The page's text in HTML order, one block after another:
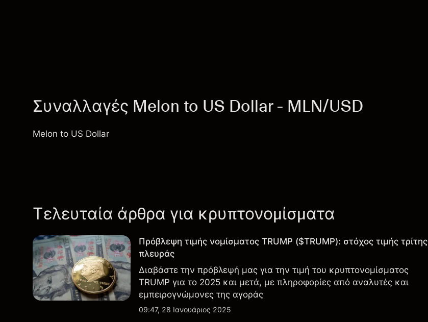
Συναλλαγές Melon to US Dollar - MLN/USD
Melon to US Dollar
Τελευταία άρθρα για κρυπτονομίσματα
Πρόβλεψη τιμής νομίσματος TRUMP ($TRUMP): στόχος τιμής τρίτης
πλευράς
Διαβάστε την πρόβλεψή μας για την τιμή του κρυπτονομίσματος
TRUMP για το 2025 και μετά, με πληροφορίες από αναλυτές και
εμπειρογνώμονες της αγοράς
09:47, 28 Ιανουάριος 2025